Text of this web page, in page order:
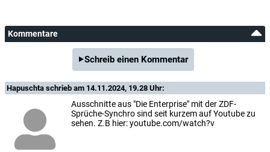
Kommentare
Schreib einen Kommentar
Hapuschta schrieb am 14.11.2024, 19.28 Uhr:
Ausschnitte aus "Die Enterprise" mit der ZDF-
Sprüche-Synchro sind seit kurzem auf Youtube zu
sehen. Z.B hier: youtube.com/watch?v